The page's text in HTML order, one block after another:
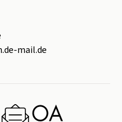
mail.de